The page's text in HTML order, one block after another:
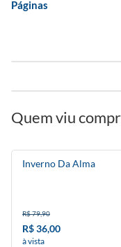
Páginas
Quem viu
Inverno Da Alma
R$ 79,90
R$ 36,00
à vista